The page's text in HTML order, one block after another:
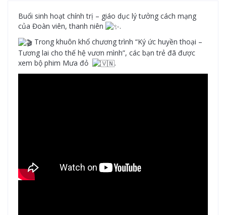
Buổi sinh hoạt chính trị – giáo dục lý tưởng cách mạng
của Đoàn viên, thanh niên
.
Trong khuôn khổ chương trình “Ký ức huyền thoại –
Tương lai cho thế hệ vươn mình”, các bạn trẻ đã được
xem bộ phim Mưa đỏ
.